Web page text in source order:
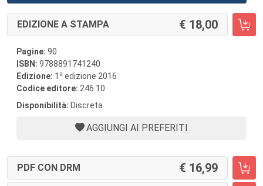
EDIZIONE A STAMPA 18,00
Pagine: 90
ISBN: 9788891741240
Edizione: 1 a edizione 2016
Codice editore: 246.10
Disponibilità: Discreta
AGGIUNGI AI PREFERITI
PDF CON DRM 16,99